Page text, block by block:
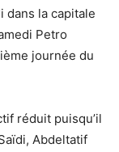
dans la capitale
Petro
journée du
réduit puisqu’il
Abdeltatif